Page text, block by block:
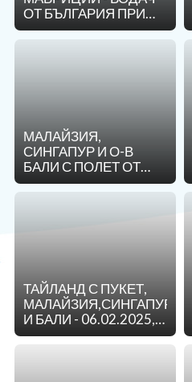
ОЩЕ
0879 990 698
ОТ БЪЛГАРИЯ ПРИ
МИНИМУМ 12
ТУРИСТИ !
МАЛАЙЗИЯ,
СИНГАПУР И О-В
БАЛИ С ПОЛЕТ ОТ
ВАРНА - 16.02.2025
ТАЙЛАНД С ПУКЕТ,
МАЛАЙЗИЯ,СИНГАПУР
И БАЛИ - 06.02.2025,
07.03.2025,
10.04.2025,